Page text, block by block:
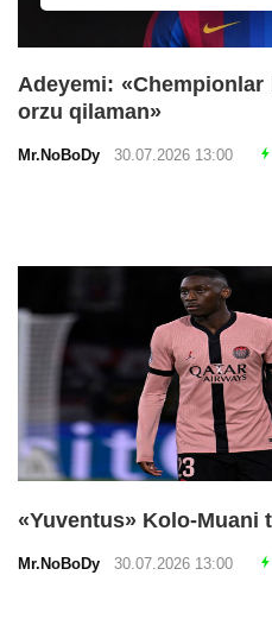
Adeyemi:
orzu qilaman»
Mr.NoBoDy 30.07.2026 13:00
«Yuventus» Kolo-Muani
Mr.NoBoDy 30.07.2026 13:00